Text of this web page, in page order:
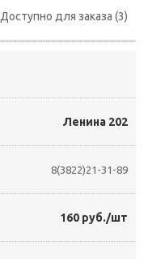
Доступно для заказа (3)
Ленина 202
8(3822)21-31-89
160 руб./шт